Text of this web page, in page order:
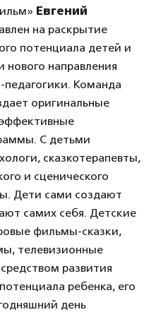
Евгений
на раскрытие
потенциала детей и
нового направления
Команда
оригинальные
С детьми
сказкотерапевты,
и сценического
Дети сами создают
самих себя. Детские
фильмы-сказки,
телевизионные
развития
ребенка, его
день